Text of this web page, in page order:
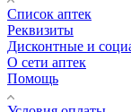
Список аптек
Реквизиты
Дисконтные и
О сети аптек
Помощь